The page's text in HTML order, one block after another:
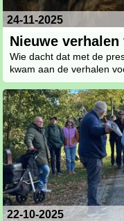
24-11-2025
Nieuwe
Wie dacht dat met de
kwam aan de verhalen
22-10-2025